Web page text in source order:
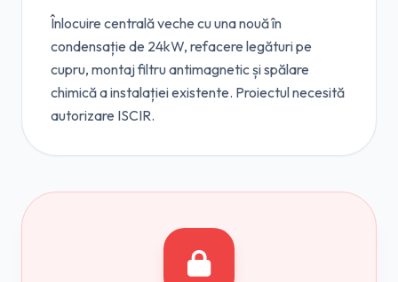
Înlocuire centrală veche cu una nouă în
condensație de 24kW, refacere legături pe
cupru, montaj filtru antimagnetic și spălare
chimică a instalației existente. Proiectul necesită
autorizare ISCIR.